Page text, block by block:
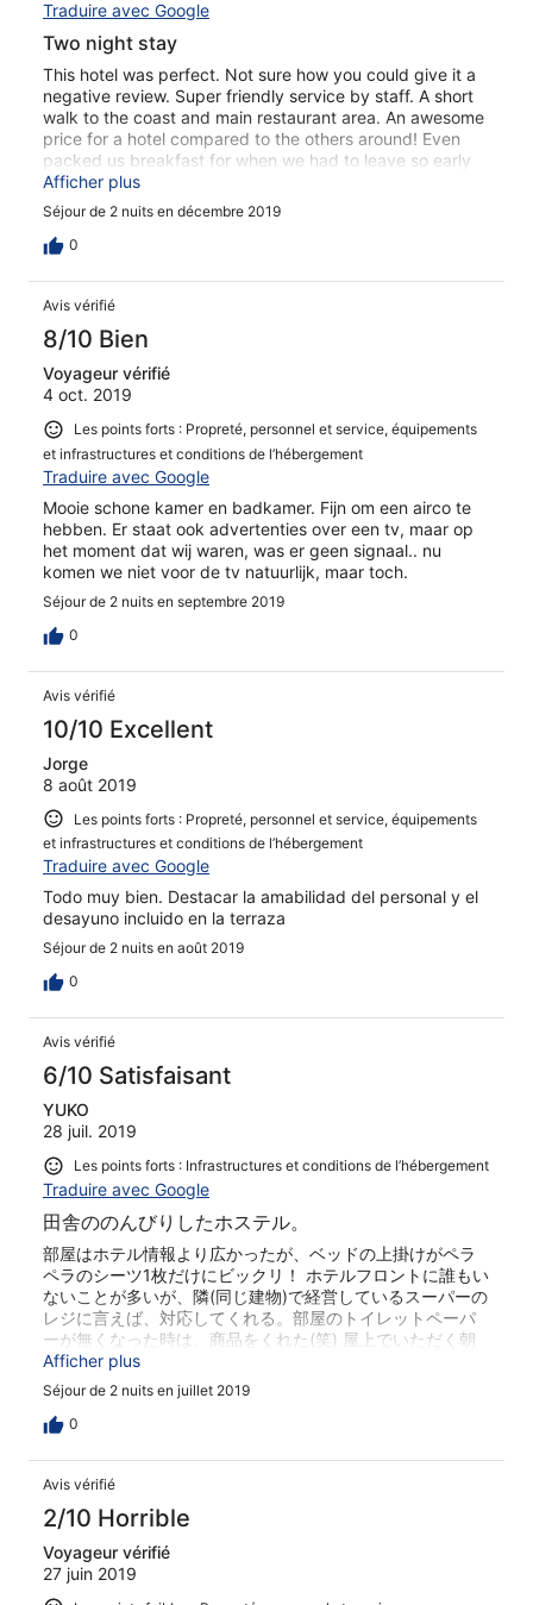
Traduire avec Google
Two night stay
This hotel was perfect. Not sure how you could give it a
negative review. Super friendly service by staff. A short
walk to the coast and main restaurant area. An awesome
price for a hotel compared to the others around! Even
packed us breakfast for when we had to leave so early
for our ferry out. Thanks for an awesome stay!
Afficher plus
Séjour de 2 nuits en décembre 2019
0
Avis vérifié
8/10 Bien
Voyageur vérifié
4 oct. 2019
Les points forts : Propreté, personnel et service, équipements
et infrastructures et conditions de l’hébergement
Traduire avec Google
Mooie schone kamer en badkamer. Fijn om een airco te
hebben. Er staat ook advertenties over een tv, maar op
het moment dat wij waren, was er geen signaal.. nu
komen we niet voor de tv natuurlijk, maar toch.
Séjour de 2 nuits en septembre 2019
0
Avis vérifié
10/10 Excellent
Jorge
8 août 2019
Les points forts : Propreté, personnel et service, équipements
et infrastructures et conditions de l’hébergement
Traduire avec Google
Todo muy bien. Destacar la amabilidad del personal y el
desayuno incluido en la terraza
Séjour de 2 nuits en août 2019
0
Avis vérifié
6/10 Satisfaisant
YUKO
28 juil. 2019
Les points forts : Infrastructures et conditions de l’hébergement
Traduire avec Google
田舎ののんびりしたホステル。
部屋はホテル情報より広かったが、ベッドの上掛けがペラ
ペラのシーツ1枚だけにビックリ！ ホテルフロントに誰もい
ないことが多いが、隣(同じ建物)で経営しているスーパーの
レジに言えば、対応してくれる。部屋のトイレットペーパ
ーが無くなった時は、商品をくれた(笑) 屋上でいただく朝
食は、気持ち良かった。コーヒーにミルクをお願いする
と、ホットミルクとインスタントコーヒーの瓶が来たのに
は驚いた。 近くにレンタサイクルの店があるので利用し
た。 英語はあまり通用しない。 wifはフロント近くでない
Afficher plus
Séjour de 2 nuits en juillet 2019
0
Avis vérifié
2/10 Horrible
Voyageur vérifié
27 juin 2019